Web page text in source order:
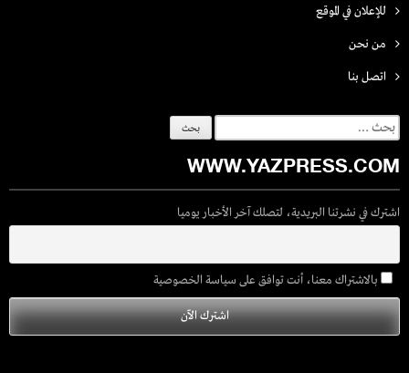
للإعلان في الموقع
من نحن
اتصل بنـا
البحث
عن:
WWW.YAZPRESS.COM
اشترك في نشرتنا البريدية، لتصلك آخر الأخبار يوميا
بالاشتراك معنا، أنت توافق على سياسة الخصوصية